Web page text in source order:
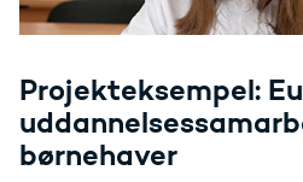
Projekteksempel:
børnehaver